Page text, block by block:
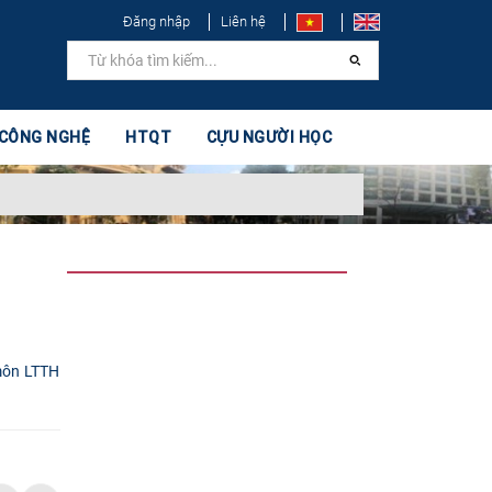
Đăng nhập Liên hệ
NGHỆ HTQT CỰU NGƯỜI HỌC
LTTH